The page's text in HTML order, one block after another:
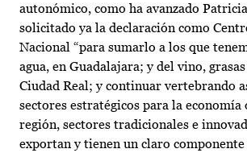
autonómico, como ha avanzado
solicitado ya la declaración como
Nacional “para sumarlo a los que
agua, en Guadalajara; y del vino,
Ciudad Real; y continuar vertebrando
sectores estratégicos para la economía
región, sectores tradicionales e
exportan y tienen un claro